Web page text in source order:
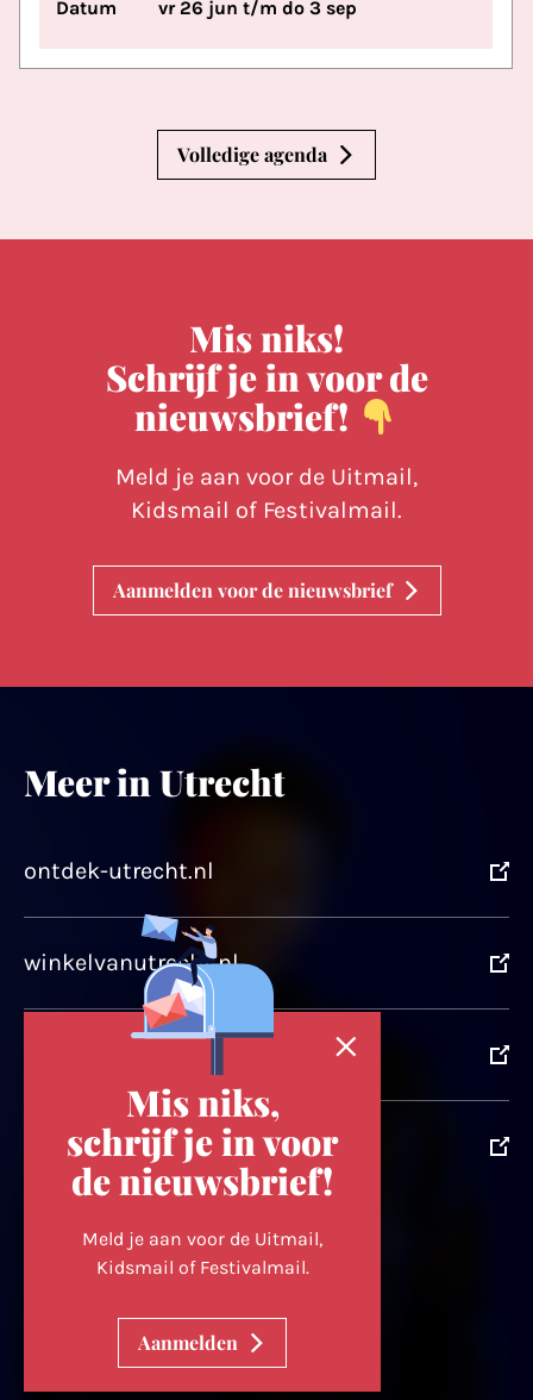
Datum vr 26 jun t/m do 3 sep
Volledige agenda
Mis niks!
Schrijf je in voor de
nieuwsbrief!
Meld je aan voor de Uitmail,
Kidsmail of Festivalmail.
Aanmelden voor de nieuwsbrief
Meer in Utrecht
ontdek-utrecht.nl
winkelvanutrecht.nl
utrechtpartners.nl
Volg ons op
Mis niks,
schrijf je in voor
de nieuwsbrief!
Meld je aan voor de Uitmail,
Kidsmail of Festivalmail.
Aanmelden